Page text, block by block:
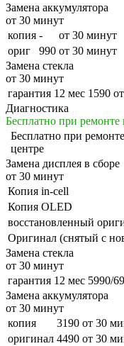
Замена аккумулятора
от 30 минут
копия -
от 30 минут
ориг
990 от 30 минут
Замена стекла
от 30 минут
гарантия 12 мес 1590
Диагностика
Бесплатно при
Бесплатно при
центре
Замена дисплея в сборе
от 30 минут
Копия in-cell
Копия OLED
восстановленный
Оригинал (снятый с
Замена стекла
от 30 минут
гарантия 12 мес 5990/
Замена аккумулятора
от 30 минут
копия
3190 от 30
оригинал 4490 от 30